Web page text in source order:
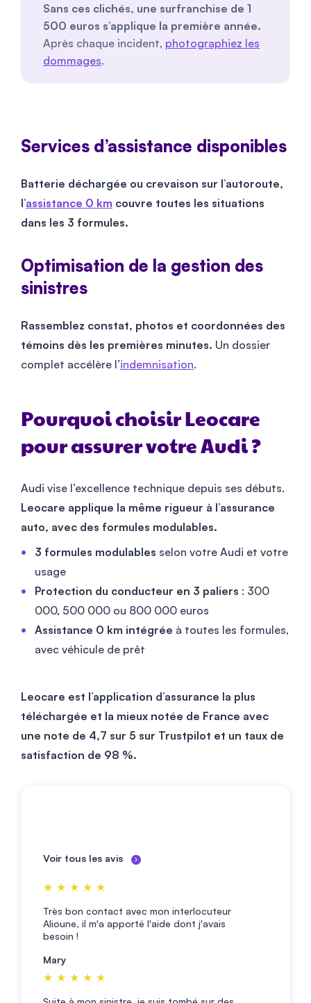
Sans ces clichés, une surfranchise de 1
500 euros s’applique la première année.
Après chaque incident, photographiez les
dommages.
Services d’assistance disponibles
Batterie déchargée ou crevaison sur l’autoroute,
l’assistance 0 km couvre toutes les situations
dans les 3 formules.
Optimisation de la gestion des
sinistres
Rassemblez constat, photos et coordonnées des
témoins dès les premières minutes. Un dossier
complet accélère l’indemnisation.
Pourquoi choisir Leocare
pour assurer votre Audi ?
Audi vise l’excellence technique depuis ses débuts.
Leocare applique la même rigueur à l’assurance
auto, avec des formules modulables.
3 formules modulables selon votre Audi et votre
usage
Protection du conducteur en 3 paliers : 300
000, 500 000 ou 800 000 euros
Assistance 0 km intégrée à toutes les formules,
avec véhicule de prêt
Leocare est l’application d’assurance la plus
téléchargée et la mieux notée de France avec
une note de 4,7 sur 5 sur Trustpilot et un taux de
satisfaction de 98 %.
Voir tous les avis
★★★★★
Très bon contact avec mon interlocuteur
Alioune, il m'a apporté l'aide dont j'avais
besoin !
Mary
★★★★★